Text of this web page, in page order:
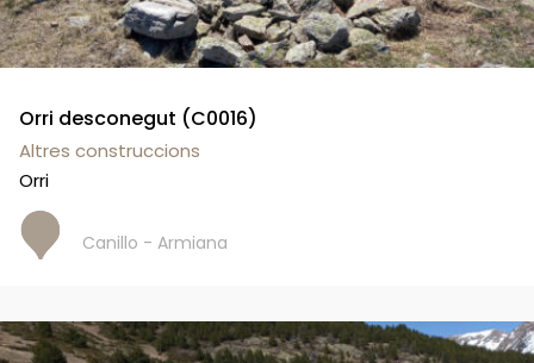
Orri desconegut (C0016)
Altres construccions
Orri
Canillo - Armiana